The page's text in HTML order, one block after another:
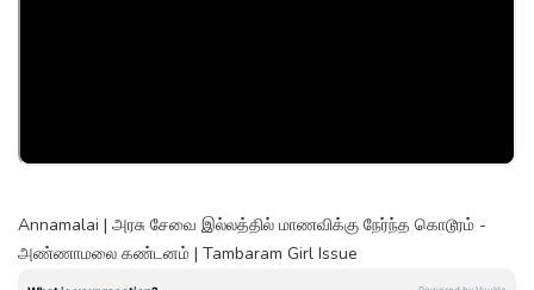
Annamalai | அரசு சேவை இல்லத்தில் மாணவிக்கு நேர்ந்த கொடூரம் -
அண்ணாமலை கண்டனம் | Tambaram Girl Issue